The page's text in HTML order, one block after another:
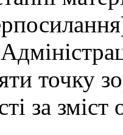
точку
за